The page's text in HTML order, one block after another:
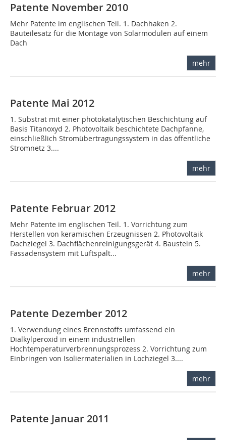
Patente November 2010
Mehr Patente im englischen Teil. 1. Dachhaken 2.
Bauteilesatz für die Montage von Solarmodulen auf einem
Dach
mehr
Patente Mai 2012
1. Substrat mit einer photokatalytischen Beschichtung auf
Basis Titanoxyd 2. Photovoltaik beschichtete Dachpfanne,
einschließlich Stromübertragungssystem in das öffentliche
Stromnetz 3....
mehr
Patente Februar 2012
Mehr Patente im englischen Teil. 1. Vorrichtung zum
Herstellen von keramischen Erzeugnissen 2. Photovoltaik
Dachziegel 3. Dachflächenreinigungsgerät 4. Baustein 5.
Fassadensystem mit Luftspalt...
mehr
Patente Dezember 2012
1. Verwendung eines Brennstoffs umfassend ein
Dialkylperoxid in einem industriellen
Hochtemperaturverbrennungsprozess 2. Vorrichtung zum
Einbringen von Isoliermaterialien in Lochziegel 3....
mehr
Patente Januar 2011